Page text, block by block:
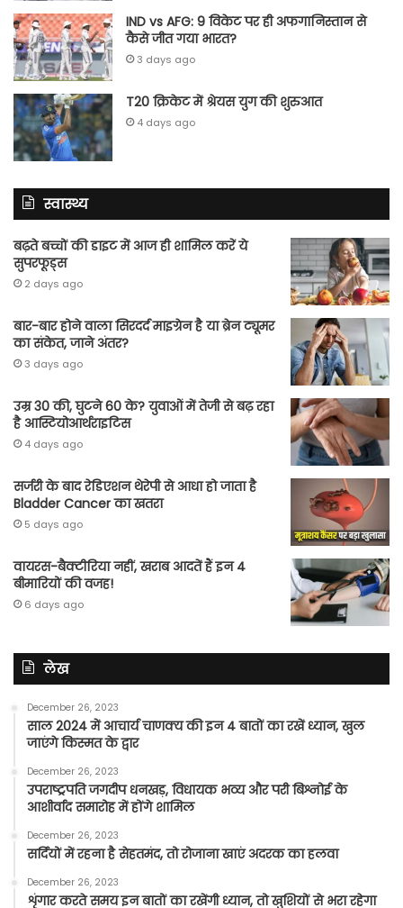
IND vs AFG: 9 विकेट पर ही अफगानिस्तान से
कैसे जीत गया भारत?
3 days ago
T20 क्रिकेट में श्रेयस युग की शुरुआत
4 days ago
स्वास्थ्य
बढ़ते बच्चों की डाइट में आज ही शामिल करें ये
सुपरफूड्स
2 days ago
बार-बार होने वाला सिरदर्द माइग्रेन है या ब्रेन ट्यूमर
का संकेत, जाने अंतर?
3 days ago
उम्र 30 की, घुटने 60 के? युवाओं में तेजी से बढ़ रहा
है आस्टियोआर्थराइटिस
4 days ago
सर्जरी के बाद रेडिएशन थेरेपी से आधा हो जाता है
Bladder Cancer का खतरा
5 days ago
वायरस-बैक्टीरिया नहीं, खराब आदतें हैं इन 4
बीमारियों की वजह!
6 days ago
लेख
December 26, 2023
साल 2024 में आचार्य चाणक्य की इन 4 बातों का रखें ध्यान, खुल
जाएंगे किस्मत के द्वार
December 26, 2023
उपराष्ट्रपति जगदीप धनखड़, विधायक भव्य और परी बिश्नोई के
आशीर्वाद समारोह में होंगे शामिल
December 26, 2023
सर्दियों में रहना है सेहतमंद, तो रोजाना खाएं अदरक का हलवा
December 26, 2023
शृंगार करते समय इन बातों का रखेंगी ध्यान, तो खुशियों से भरा रहेगा